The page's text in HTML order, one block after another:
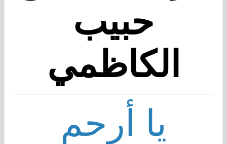
حبيب
الكاظمي
يا أرحم